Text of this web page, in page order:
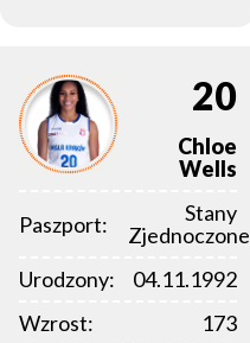
20
Chloe
Wells
Paszport:
Stany
Zjednoczone
Urodzony:
04.11.1992
Wzrost:
173